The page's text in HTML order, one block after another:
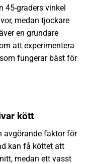
45-graders vinkel
medan tjockare
en grundare
att experimentera
fungerar bäst för
kött
avgörande faktor för
kan få köttet att
medan ett vasst